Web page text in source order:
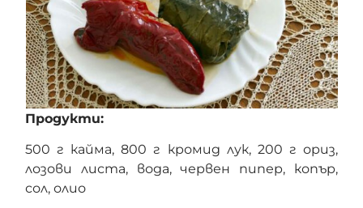
Продукти:
500 г кайма, 800 г кромид лук, 200 г ориз,
лозови листа, вода, червен пипер, копър,
сол, олио